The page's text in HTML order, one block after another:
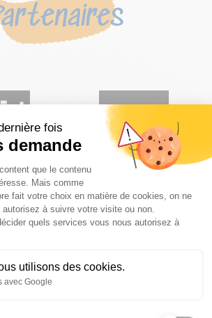
fois
demande
de Gestion du
que le contenu
Mais comme
fait votre choix en matière de cookies, on ne
à suivre votre visite ou non.
quels services vous nous autorisez à
utilisons des cookies.
avec Google
Précédent
Suivant